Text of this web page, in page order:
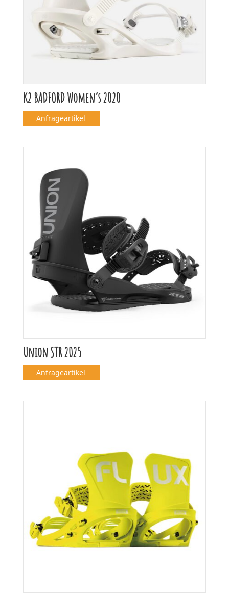
K2 BADFORD Women’s 2020
Anfrageartikel
Union STR 2025
Anfrageartikel